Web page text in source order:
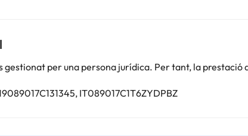
gestionat per una persona jurídica. Per tant, la
IT089017C1T6ZYDPBZ